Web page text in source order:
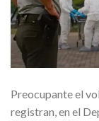
Preocupante el
registran, en el